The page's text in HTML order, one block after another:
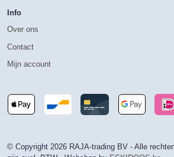
Info
Over ons
Contact
Mijn account
© Copyright 2026 RAJA-trading BV - Alle